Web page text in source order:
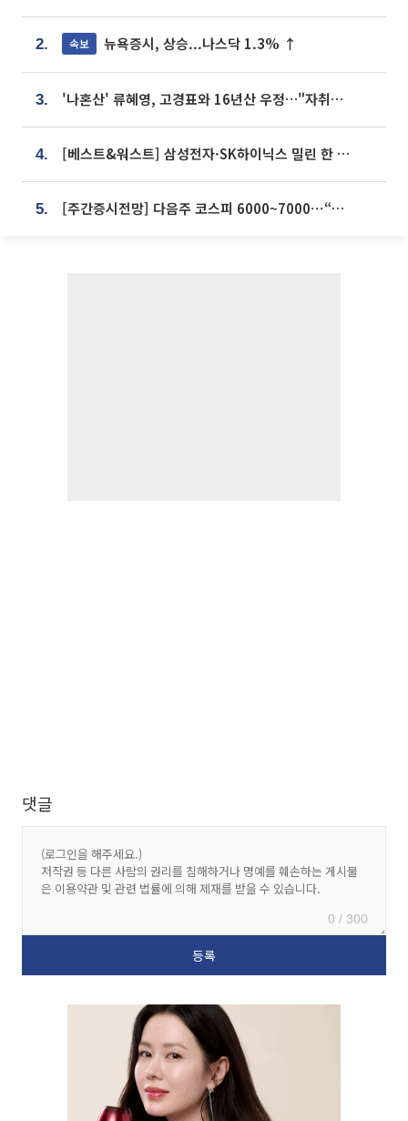
2. 속보 뉴욕증시, 상승...나스닥 1.3% ↑
3. '나혼산' 류혜영, 고경표와 16년산 우정…"자취방서 부모님과 마주쳐"
4. [베스트&워스트] 삼성전자·SK하이닉스 밀린 한 주…상상인증권은 85% 급등
5. [주간증시전망] 다음주 코스피 6000~7000⋯“外人 수급은 정책이 변수”
댓글
0 / 300